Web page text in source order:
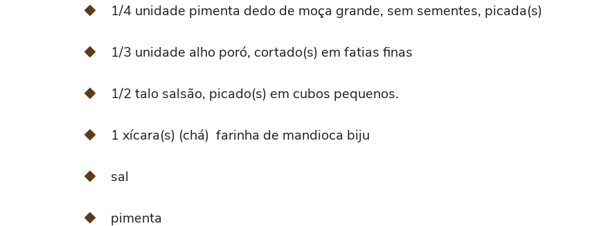
1/4 unidade pimenta dedo de moça grande, sem sementes, picada(s)
1/3 unidade alho poró, cortado(s) em fatias finas
1/2 talo salsão, picado(s) em cubos pequenos.
1 xícara(s) (chá) farinha de mandioca biju
sal
pimenta